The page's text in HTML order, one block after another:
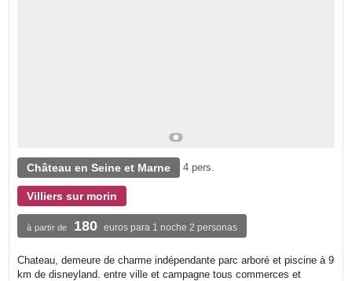
Château en Seine et Marne 4 pers.
Villiers sur morin
à partir de 180 euros para 1 noche 2 personas
Chateau, demeure de charme indépendante parc arboré et piscine à 9
km de disneyland. entre ville et campagne tous commerces et